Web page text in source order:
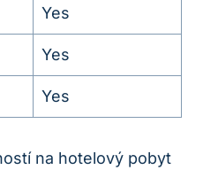
Yes
Yes
Yes